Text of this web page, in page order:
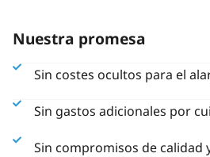
Nuestra promesa
Sin costes ocultos para el
Sin gastos adicionales por
Sin compromisos de calidad